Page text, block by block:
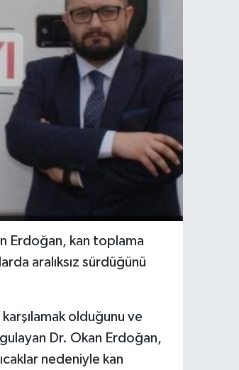
Erdoğan, kan toplama
aralıksız sürdüğünü
olduğunu ve
Dr. Okan Erdoğan,
nedeniyle kan